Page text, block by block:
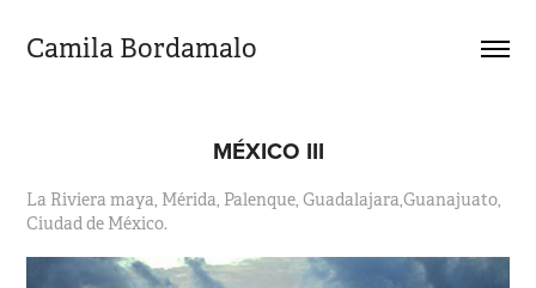
Camila Bordamalo
MÉXICO III
La Riviera maya, Mérida, Palenque, Guadalajara,Guanajuato,
Ciudad de México.